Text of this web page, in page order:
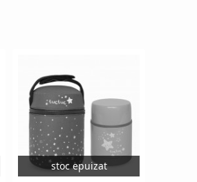
stoc epuizat